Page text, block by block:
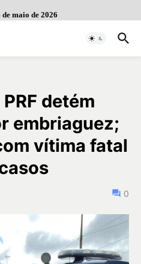
maio de 2026
detém
embriaguez;
vítima fatal
0